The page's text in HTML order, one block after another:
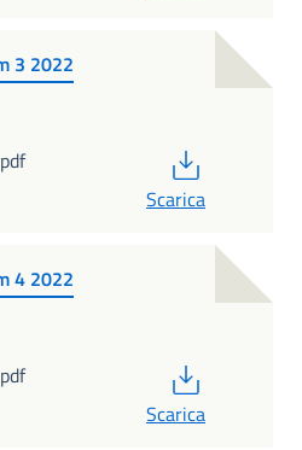
3 2022
Scarica
4 2022
Scarica